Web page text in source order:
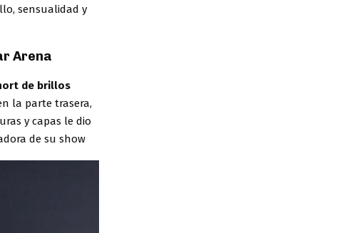
sensualidad y
Arena
de brillos
la parte trasera,
y capas le dio
de su show